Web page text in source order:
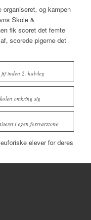
organiseret, og kampen
Skole &
fik scoret det femte
scorede pigerne det
fif inden 2. halvleg
omkring sig
i egen forsvarszone
elever for deres